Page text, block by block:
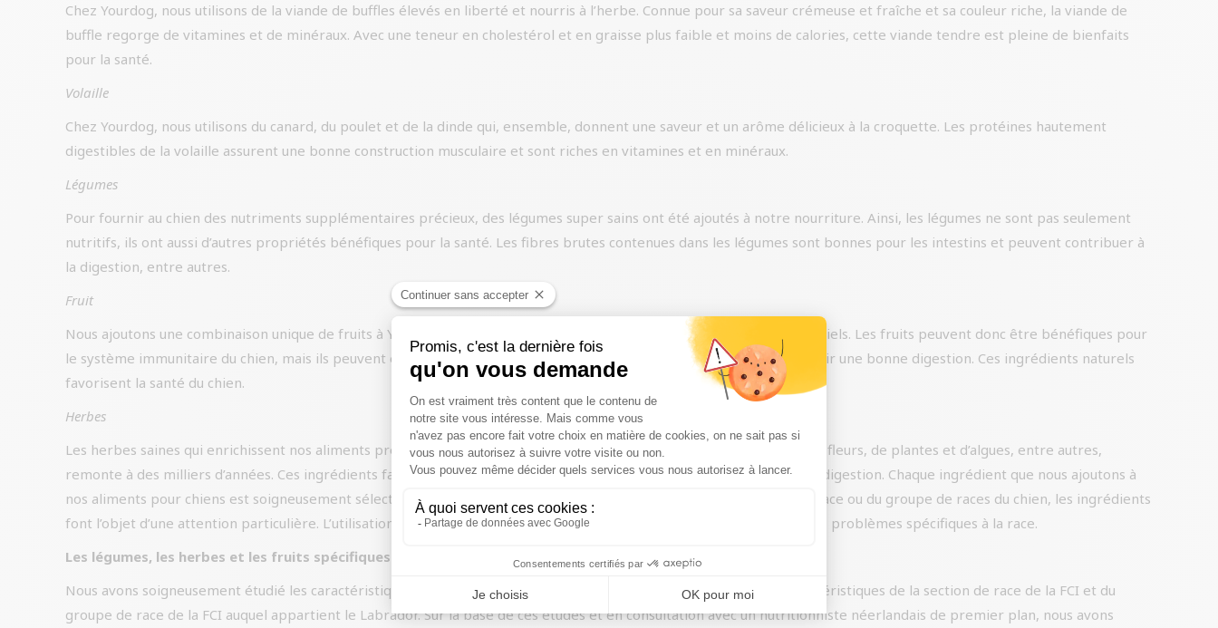
Chez Yourdog, nous utilisons de la viande de buffles élevés en liberté et nourris à l’herbe. Connue pour sa saveur crémeuse et fraîche et sa couleur riche, la viande de
buffle regorge de vitamines et de minéraux. Avec une teneur en cholestérol et en graisse plus faible et moins de calories, cette viande tendre est pleine de bienfaits
pour la santé.
Volaille
Chez Yourdog, nous utilisons du canard, du poulet et de la dinde qui, ensemble, donnent une saveur et un arôme délicieux à la croquette. Les protéines hautement
digestibles de la volaille assurent une bonne construction musculaire et sont riches en vitamines et en minéraux.
Légumes
Pour fournir au chien des nutriments supplémentaires précieux, des légumes super sains ont été ajoutés à notre nourriture. Ainsi, les légumes ne sont pas seulement
nutritifs, ils ont aussi d’autres propriétés bénéfiques pour la santé. Les fibres brutes contenues dans les légumes sont bonnes pour les intestins et peuvent contribuer à
la digestion, entre autres.
Fruit
Nous ajoutons une combinaison unique de fruits à Yourdog, ce qui donne au chien tous les antioxydants naturels essentiels. Les fruits peuvent donc être bénéfiques pour
le système immunitaire du chien, mais ils peuvent également contribuer à lui donner une haleine fraîche ou à maintenir une bonne digestion. Ces ingrédients naturels
favorisent la santé du chien.
Herbes
Les herbes saines qui enrichissent nos aliments proviennent de plantes d’Europe. L’utilisation d’herbes, de racines, de fleurs, de plantes et d’algues, entre autres,
remonte à des milliers d’années. Ces ingrédients favorisent les processus naturels de l’organisme du chien, comme la digestion. Chaque ingrédient que nous ajoutons à
nos aliments pour chiens est soigneusement sélectionné pour ses propriétés positives. En fonction de la taille, de la race ou du groupe de races du chien, les ingrédients
font l’objet d’une attention particulière. L’utilisation d’herbes, de racines, de fleurs et de plantes permet de réduire les problèmes spécifiques à la race.
Les légumes, les herbes et les fruits spécifiques au Labrador
Nous avons soigneusement étudié les caractéristiques de la race du Labrador. Nous avons également étudié les caractéristiques de la section de race de la FCI et du
groupe de race de la FCI auquel appartient le Labrador. Sur la base de ces études et en consultation avec un nutritionniste néerlandais de premier plan, nous avons